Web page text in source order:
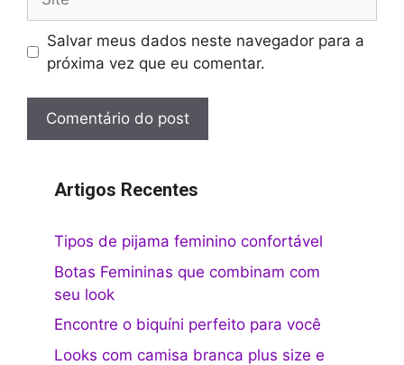
Salvar meus dados neste navegador para a
próxima vez que eu comentar.
Artigos Recentes
Tipos de pijama feminino confortável
Botas Femininas que combinam com
seu look
Encontre o biquíni perfeito para você
Looks com camisa branca plus size e